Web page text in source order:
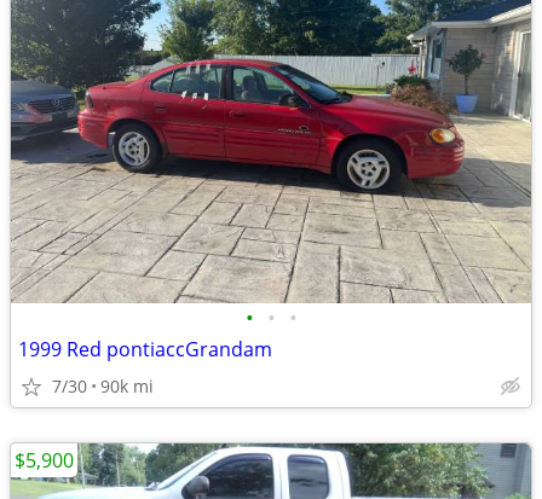
• • •
1999 Red pontiaccGrandam
7/30 90k mi
$5,900